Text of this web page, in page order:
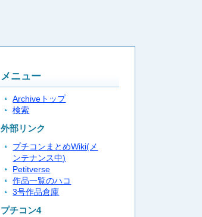
メニュー
Archiveトップ
検索
外部リンク
プチコンまとめWiki(メ
ンテナンス中)
Petitverse
作品一覧のハコ
3号作品倉庫
プチコン4